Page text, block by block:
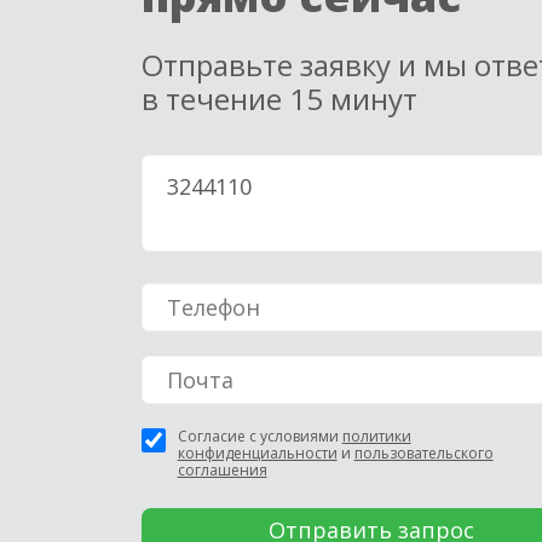
Отправьте заявку и мы
в течение 15 минут
Согласие с условиями политики
конфиденциальности и пользовательского
соглашения